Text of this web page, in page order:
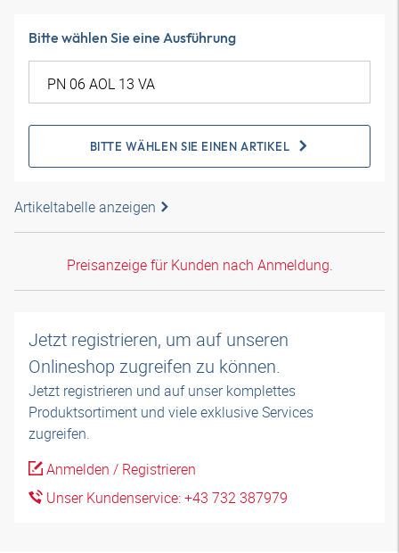
Bitte wählen Sie eine Ausführung
BITTE WÄHLEN SIE EINEN ARTIKEL
Artikeltabelle anzeigen
Preisanzeige für Kunden nach Anmeldung.
Jetzt registrieren, um auf unseren
Onlineshop zugreifen zu können.
Jetzt registrieren und auf unser komplettes
Produktsortiment und viele exklusive Services
zugreifen.
Anmelden / Registrieren
Unser Kundenservice: +43 732 387979